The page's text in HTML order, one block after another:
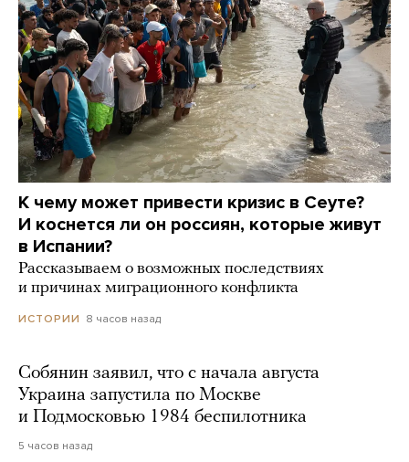
К чему может привести кризис в Сеуте?
И коснется ли он россиян, которые живут
в Испании?
Рассказываем о возможных последствиях
и причинах миграционного конфликта
ИСТОРИИ 8 часов назад
Собянин заявил, что с начала августа
Украина запустила по Москве
и Подмосковью 1984 беспилотника
5 часов назад